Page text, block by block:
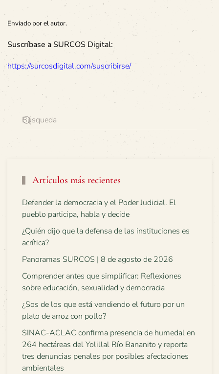
Enviado por el autor.
Suscríbase a SURCOS Digital:
https://surcosdigital.com/suscribirse/
Artículos más recientes
Defender la democracia y el Poder Judicial. El
pueblo participa, habla y decide
¿Quién dijo que la defensa de las instituciones es
acrítica?
Panoramas SURCOS | 8 de agosto de 2026
Comprender antes que simplificar: Reflexiones
sobre educación, sexualidad y democracia
¿Sos de los que está vendiendo el futuro por un
plato de arroz con pollo?
SINAC-ACLAC confirma presencia de humedal en
264 hectáreas del Yolillal Río Bananito y reporta
tres denuncias penales por posibles afectaciones
ambientales